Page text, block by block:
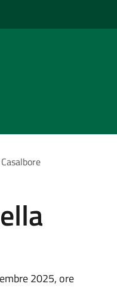
2025, ore